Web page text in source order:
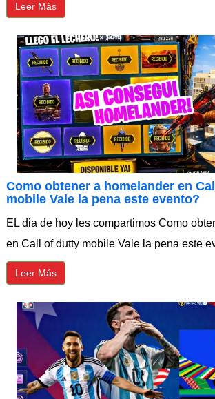
Leer Más
Como obtener a homelander en
mobile Vale la pena este evento?
EL dia de hoy les compartimos Como
en Call of dutty mobile Vale la pena este
Leer Más